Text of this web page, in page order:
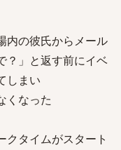
内の彼氏からメール
？」と返す前にイベ
しまい
くなった
クタイムがスタート